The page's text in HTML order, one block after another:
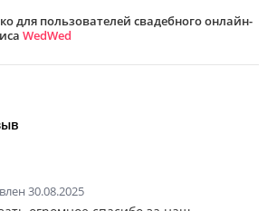
для пользователей свадебного онлайн-
WedWed
30.08.2025